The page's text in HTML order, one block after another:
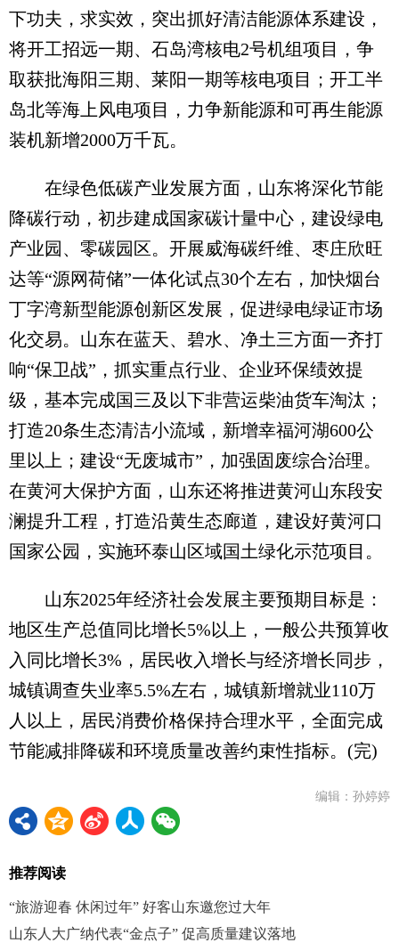
下功夫，求实效，突出抓好清洁能源体系建设，
将开工招远一期、石岛湾核电2号机组项目，争
取获批海阳三期、莱阳一期等核电项目；开工半
岛北等海上风电项目，力争新能源和可再生能源
装机新增2000万千瓦。
在绿色低碳产业发展方面，山东将深化节能
降碳行动，初步建成国家碳计量中心，建设绿电
产业园、零碳园区。开展威海碳纤维、枣庄欣旺
达等“源网荷储”一体化试点30个左右，加快烟台
丁字湾新型能源创新区发展，促进绿电绿证市场
化交易。山东在蓝天、碧水、净土三方面一齐打
响“保卫战”，抓实重点行业、企业环保绩效提
级，基本完成国三及以下非营运柴油货车淘汰；
打造20条生态清洁小流域，新增幸福河湖600公
里以上；建设“无废城市”，加强固废综合治理。
在黄河大保护方面，山东还将推进黄河山东段安
澜提升工程，打造沿黄生态廊道，建设好黄河口
国家公园，实施环泰山区域国土绿化示范项目。
山东2025年经济社会发展主要预期目标是：
地区生产总值同比增长5%以上，一般公共预算收
入同比增长3%，居民收入增长与经济增长同步，
城镇调查失业率5.5%左右，城镇新增就业110万
人以上，居民消费价格保持合理水平，全面完成
节能减排降碳和环境质量改善约束性指标。(完)
编辑：孙婷婷
推荐阅读
“旅游迎春 休闲过年” 好客山东邀您过大年
山东人大广纳代表“金点子” 促高质量建议落地